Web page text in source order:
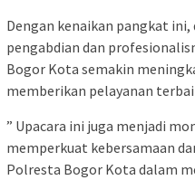
Dengan kenaikan pangkat
pengabdian dan
Bogor Kota semakin
memberikan pelayanan
” Upacara ini juga menjadi
memperkuat kebersamaan
Polresta Bogor Kota dalam